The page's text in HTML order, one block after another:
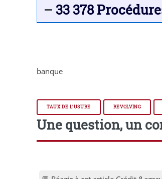
– 33 378
banque
TAUX DE L’USURE REVOLVING
Une question, un